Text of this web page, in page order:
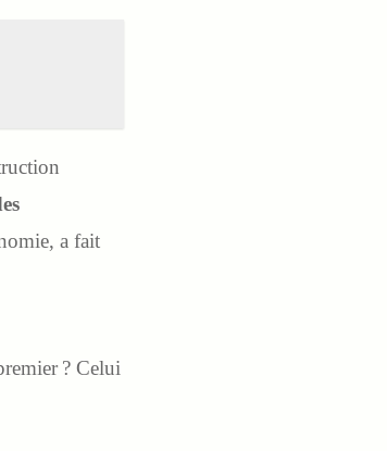
a fait
? Celui